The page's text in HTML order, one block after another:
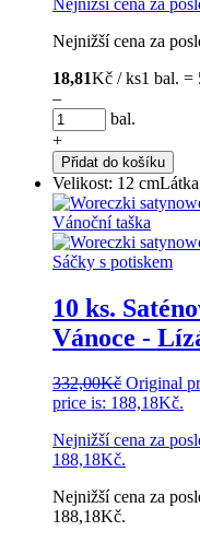
Nejnižší cena za
18,81Kč / ks1 bal. =
–
bal.
+
Přidat do košíku
Velikost: 12 cm
10 ks.
Vánoce -
332,00Kč Original
price is: 188,18Kč.
Nejnižší cena za
188,18Kč.
Nejnižší cena za
188,18Kč.